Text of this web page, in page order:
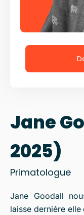
Jane
2025)
Primatologue
Jane Goodall
laisse dernière